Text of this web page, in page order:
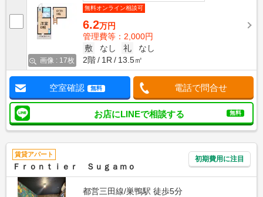
画像 : 17枚
無料オンライン相談可
6.2万円
管理費等：2,000円
敷
なし 礼
なし
2階
1R 13.5㎡
空室確認 無料 電話で問合せ
お店にLINEで相談する 無料
賃貸アパート
Ｆｒｏｎｔｉｅｒ Ｓｕｇａｍｏ
初期費用に注目
都営三田線/巣鴨駅 徒歩5分